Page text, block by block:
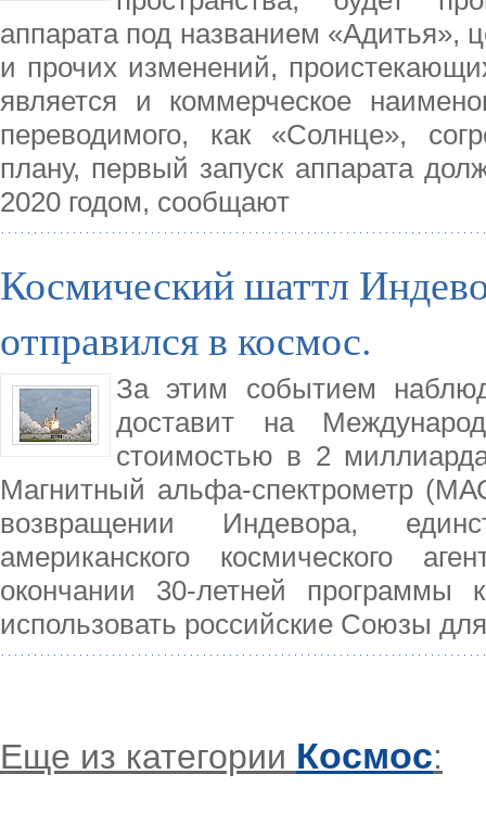
аппарата под названием «Адитья»,
и прочих изменений,
является и коммерческое
переводимого, как «Солнце»,
плану, первый запуск аппарата
2020 годом, сообщают
Космический шаттл
отправился в космос.
За этим событием
доставит на
стоимостью в 2
Магнитный альфа-спектрометр
возвращении Индевора,
американского космического
окончании 30-летней программы
использовать российские Союзы
Еще из категории Космос: